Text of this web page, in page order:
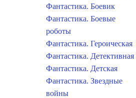
Фантастика. Боевик
Фантастика. Боевые
роботы
Фантастика. Героическая
Фантастика. Детективная
Фантастика. Детская
Фантастика. Звездные
войны